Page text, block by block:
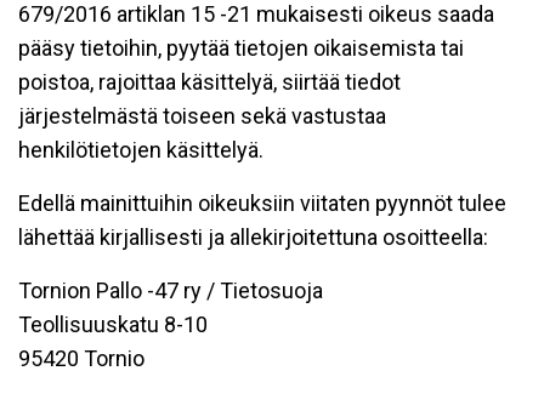
679/2016 artiklan 15 -21 mukaisesti oikeus saada
pääsy tietoihin, pyytää tietojen oikaisemista tai
poistoa, rajoittaa käsittelyä, siirtää tiedot
järjestelmästä toiseen sekä vastustaa
henkilötietojen käsittelyä.
Edellä mainittuihin oikeuksiin viitaten pyynnöt tulee
lähettää kirjallisesti ja allekirjoitettuna osoitteella:
Tornion Pallo -47 ry / Tietosuoja
Teollisuuskatu 8-10
95420 Tornio